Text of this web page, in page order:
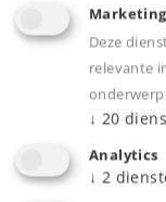
verguld met
Met metalen
Deze
uitgekomen
Marketing
Deze
relevante
↓ 20
Analytics
↓ 2